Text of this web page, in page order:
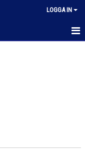
LOGGA IN